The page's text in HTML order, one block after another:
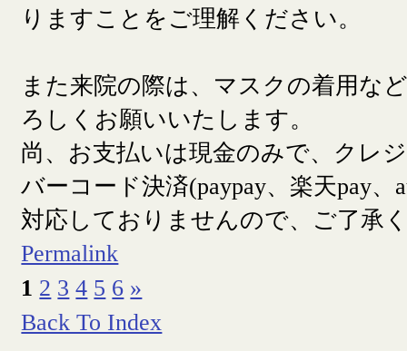
りますことをご理解ください。
また来院の際は、マスクの着用な
ろしくお願いいたします。
尚、お支払いは現金のみで、クレ
バーコード決済(paypay、楽天pay、
対応しておりませんので、ご了承
Permalink
1 2 3 4 5 6 »
Back To Index